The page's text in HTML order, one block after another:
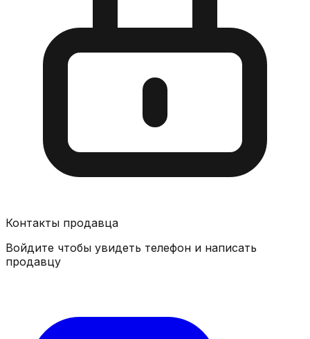
Контакты продавца
Войдите чтобы увидеть телефон и написать
продавцу